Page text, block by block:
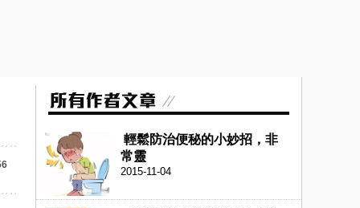
輕鬆防治便秘的小妙招，非
常靈
2015-11-04